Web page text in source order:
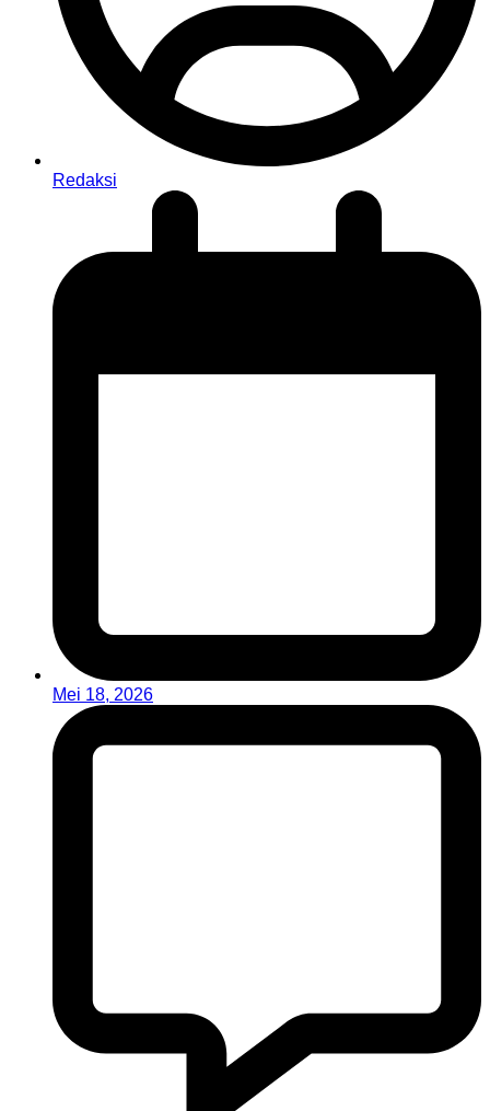
Redaksi
Mei 18, 2026